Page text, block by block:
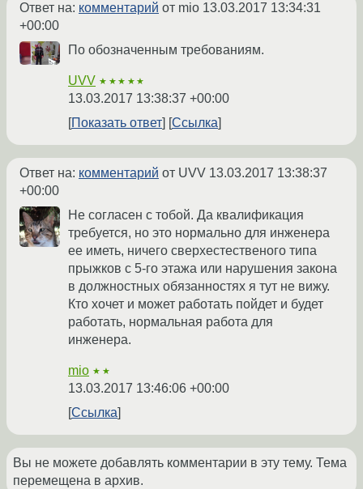
Ответ на: комментарий от mio 13.03.2017 13:34:31
+00:00
По обозначенным требованиям.
UVV ★★★★★
13.03.2017 13:38:37 +00:00
Показать ответ
Ссылка
Ответ на: комментарий от UVV 13.03.2017 13:38:37
+00:00
Не согласен с тобой. Да квалификация
требуется, но это нормально для инженера
ее иметь, ничего сверхестественого типа
прыжков с 5-го этажа или нарушения закона
в должностных обязанностях я тут не вижу.
Кто хочет и может работать пойдет и будет
работать, нормальная работа для
инженера.
mio ★★
13.03.2017 13:46:06 +00:00
Ссылка
Вы не можете добавлять комментарии в эту тему. Тема
перемещена в архив.